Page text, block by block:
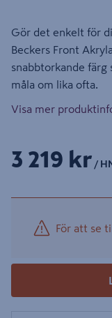
Gör det enkelt för
Beckers Front
snabbtorkande färg
måla om lika ofta.
Visa mer
3 219 kr /
För att se